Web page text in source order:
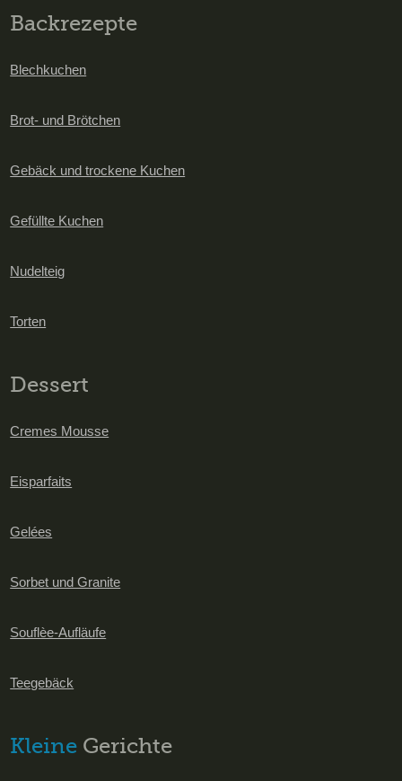
Backrezepte
Blechkuchen
Brot- und Brötchen
Gebäck und trockene Kuchen
Gefüllte Kuchen
Nudelteig
Torten
Dessert
Cremes Mousse
Eisparfaits
Gelées
Sorbet und Granite
Souflèe-Aufläufe
Teegebäck
Kleine Gerichte